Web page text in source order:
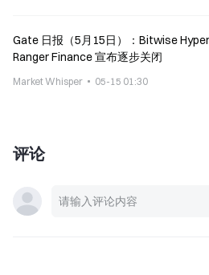
Gate 日报（5月15日）：Bitwise
Ranger Finance 宣布逐步关闭
Market Whisper 05-15 01:30
评论